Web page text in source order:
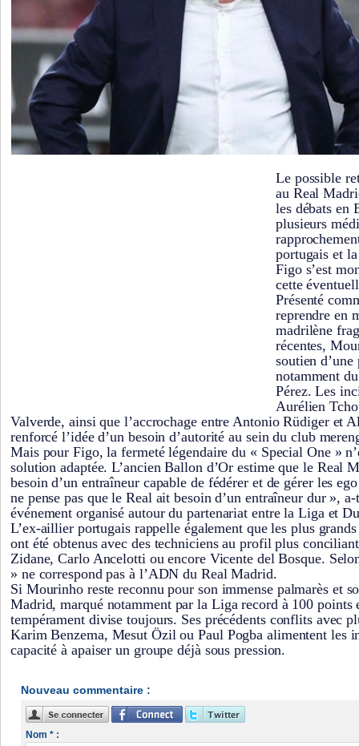
Le possible
au Real
les débats en
plusieurs
portugais et
Figo s’est
cette
Présenté
reprendre en
madrilène
récentes,
soutien
notamment
Pérez. Les
Aurélien
Valverde, ainsi que l’accrochage entre Antonio Rüdiger et
renforcé l’idée d’un besoin d’autorité au sein du club
Mais pour Figo, la fermeté légendaire du « Special One »
solution adaptée. L’ancien Ballon d’Or estime que le Real
besoin d’un entraîneur capable de fédérer et de gérer les
ne pense pas que le Real ait besoin d’un entraîneur dur »,
événement organisé autour du partenariat entre la Liga et
L’ex-aillier portugais rappelle également que les plus
ont été obtenus avec des techniciens au profil plus
Zidane, Carlo Ancelotti ou encore Vicente del Bosque.
» ne correspond pas à l’ADN du Real Madrid.
Si Mourinho reste reconnu pour son immense palmarès et
Madrid, marqué notamment par la Liga record à 100 points
tempérament divise toujours. Ses précédents conflits avec
Karim Benzema, Mesut Özil ou Paul Pogba alimentent les
capacité à apaiser un groupe déjà sous pression.
Nouveau commentaire :
Nom * :